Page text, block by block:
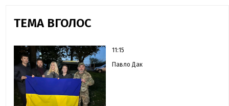
ТЕМА ВГОЛОС
11:15
Павло Дак